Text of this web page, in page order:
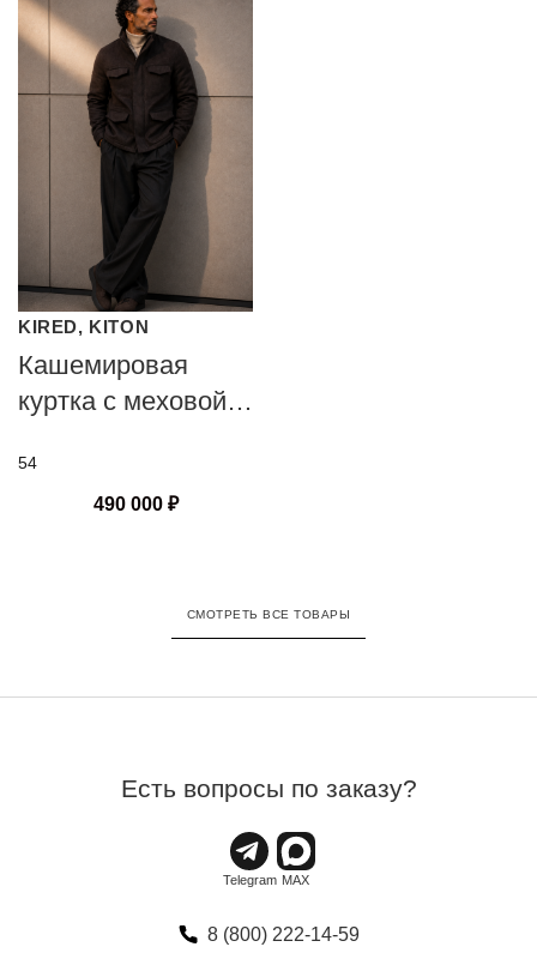
KIRED, KITON
Кашемировая
куртка с меховой
54
490 000 ₽
СМОТРЕТЬ ВСЕ ТОВАРЫ
Есть вопросы по заказу?
8 (800) 222-14-59